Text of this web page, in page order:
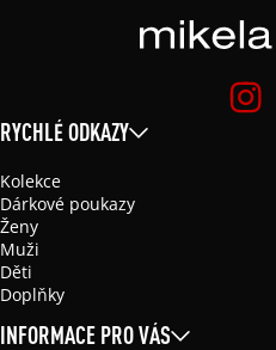
RYCHLÉ ODKAZY
Kolekce
Dárkové poukazy
Ženy
Muži
Děti
Doplňky
INFORMACE PRO VÁS